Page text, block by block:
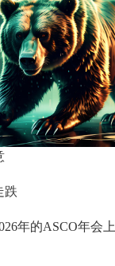
跌
年的ASCO年会